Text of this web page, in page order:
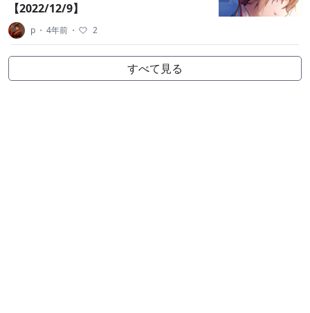
【2022/12/9】
p ・ 4年前 ・ 2
すべて見る